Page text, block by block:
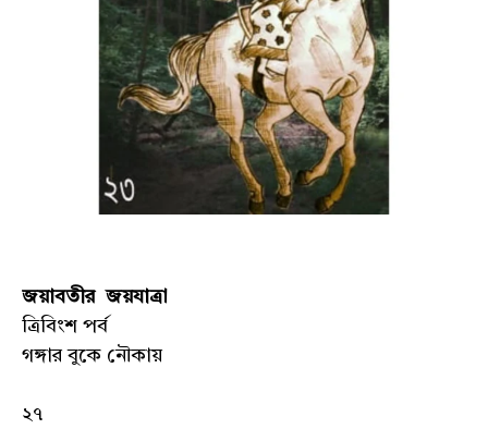
জয়াবতীর জয়যাত্রা
ত্রিবিংশ পর্ব
গঙ্গার বুকে নৌকায়
২৭